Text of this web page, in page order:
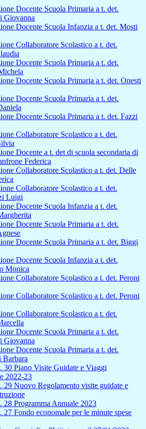
Docente Scuola Primaria a t. det.
Giovanna
Docente Scuola Infanzia a t. det. Mosti
Collaboratore Scolastico a t. det.
Docente Scuola Primaria a t. det.
Docente Scuola Primaria a t. det. Onesti
Docente Scuola Primaria a t. det.
Docente Scuola Primaria a t. det. Fazzi
Collaboratore Scolastico a t. det.
Docente a t. det di scuola secondaria di
Federica
Collaboratore Scolastico a t. det. Delle
Collaboratore Scolastico a t. det.
Luigi
Docente Scuola Infanzia a t. det.
Docente Scuola Primaria a t. det.
Docente Scuola Primaria a t. det. Biggi
Docente Scuola Infanzia a t. det.
Monica
Collaboratore Scolastico a t. det. Peroni
Collaboratore Scolastico a t. det. Peroni
Collaboratore Scolastico a t. det.
Docente Scuola Primaria a t. det.
Giovanna
Docente Scuola Primaria a t. det.
Barbara
30 Piano Visite Guidate e Viaggi
2022-23
29 Nuovo Regolamento visite guidate e
28 Programma Annuale 2023
27 Fondo economale per le minute spese